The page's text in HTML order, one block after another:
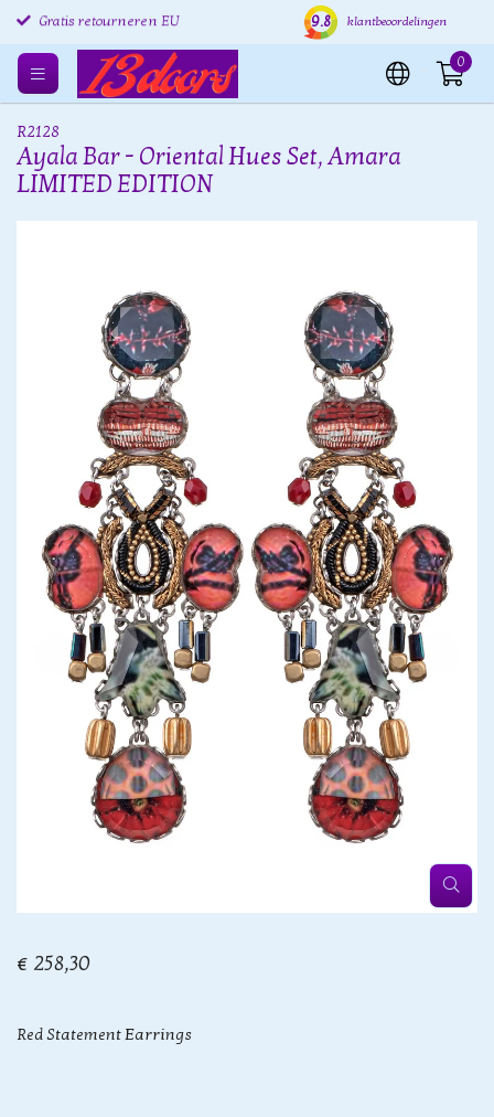
Gratis retourneren EU Verzending binnen 24 uur
9.8 klantbeoordelingen
0
R2128
Ayala Bar - Oriental Hues Set, Amara
LIMITED EDITION
€ 258,30
Red Statement Earrings